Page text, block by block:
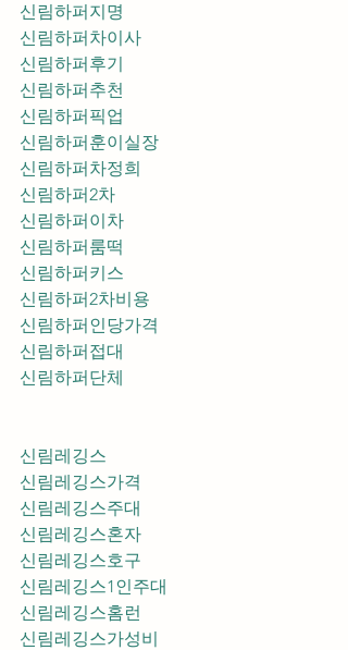
신림하퍼지명
신림하퍼차이사
신림하퍼후기
신림하퍼추천
신림하퍼훈이실장
신림하퍼차정희
신림하퍼2차
신림하퍼이차
신림하퍼룸떡
신림하퍼키스
신림하퍼2차비용
신림하퍼인당가격
신림하퍼접대
신림하퍼단체
신림레깅스
신림레깅스가격
신림레깅스주대
신림레깅스혼자
신림레깅스호구
신림레깅스1인주대
신림레깅스홈런
신림레깅스가성비